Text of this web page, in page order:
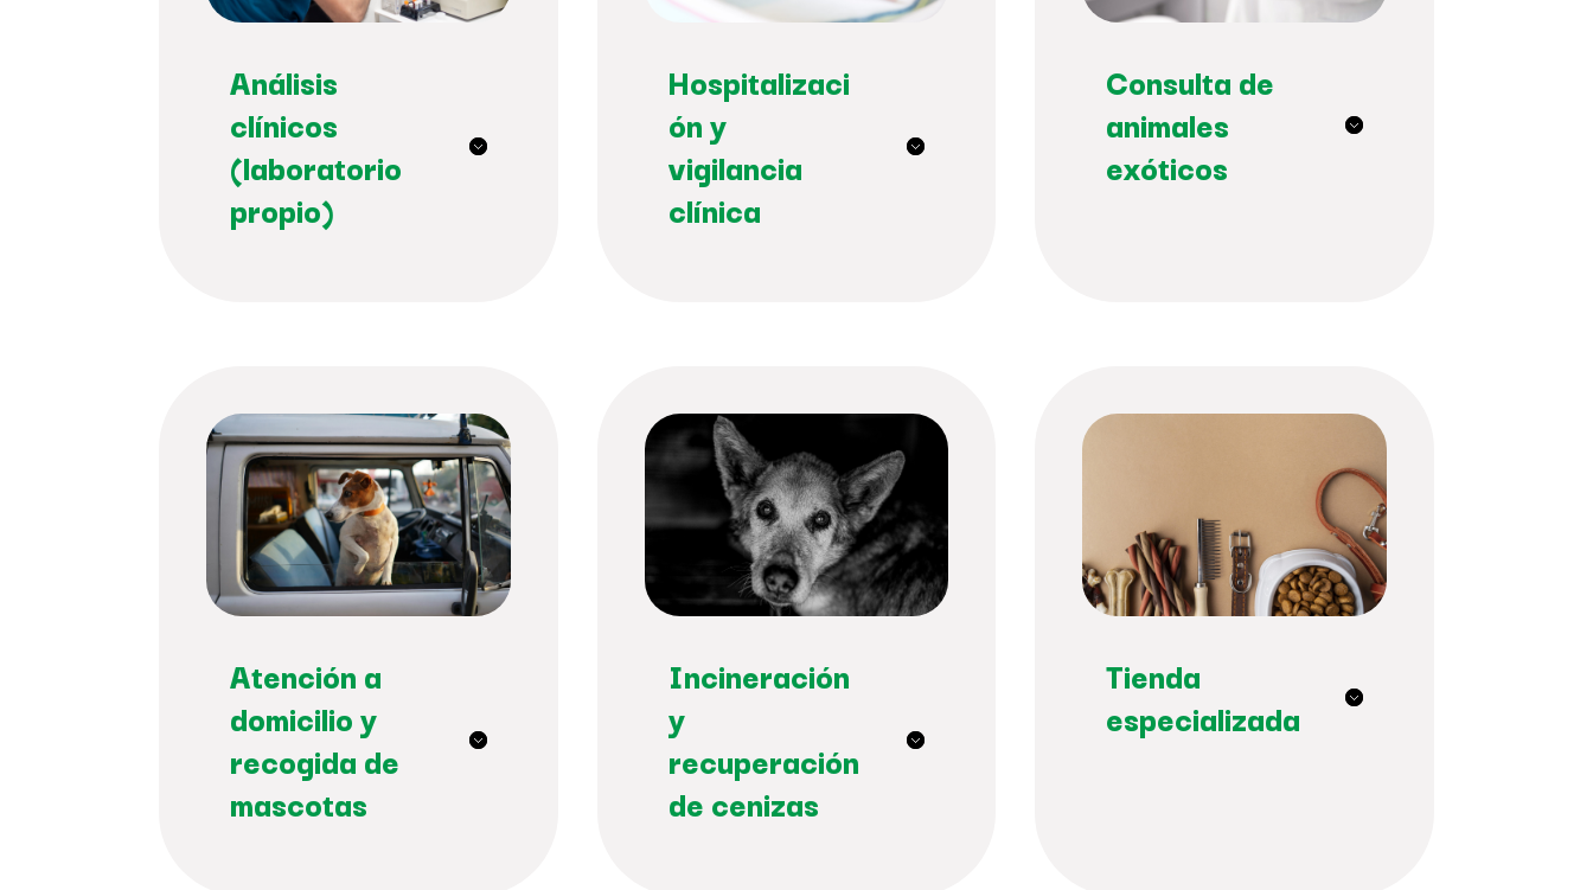
Análisis
clínicos
(laboratorio
propio)
Hospitalizaci
ón y
vigilancia
clínica
Consulta de
animales
exóticos
Atención a
domicilio y
recogida de
mascotas
Incineración
y
recuperación
de cenizas
Tienda
especializada